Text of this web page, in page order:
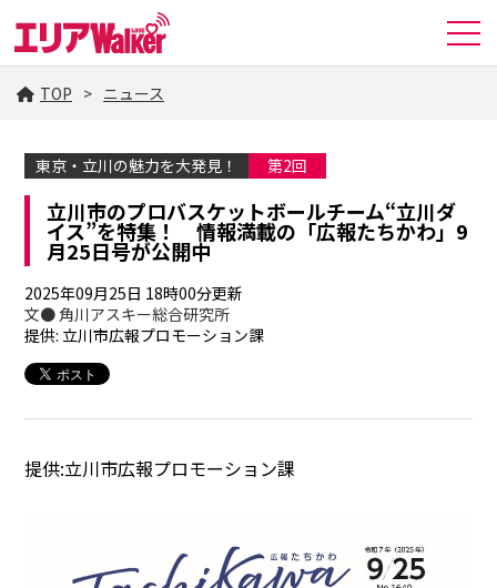
TOP ニュース
東京・立川の魅力を大発見！ 第2回
立川市のプロバスケットボールチーム“立川ダ
イス”を特集！ 情報満載の「広報たちかわ」9
月25日号が公開中
2025年09月25日 18時00分更新
文● 角川アスキー総合研究所
提供: 立川市広報プロモーション課
提供:立川市広報プロモーション課